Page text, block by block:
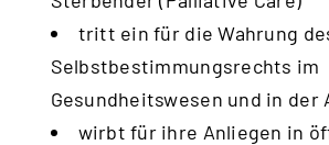
tritt ein für die Wahrung
Selbstbestimmungsrechts im
Gesundheitswesen und in der
wirbt für ihre Anliegen in